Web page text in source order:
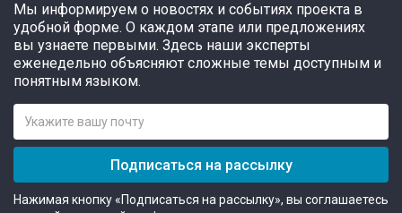
Мы информируем о новостях и событиях проекта в
удобной форме. О каждом этапе или предложениях
вы узнаете первыми. Здесь наши эксперты
еженедельно объясняют сложные темы доступным и
понятным языком.
Подписаться на рассылку
Нажимая кнопку «Подписаться на рассылку», вы соглашаетесь